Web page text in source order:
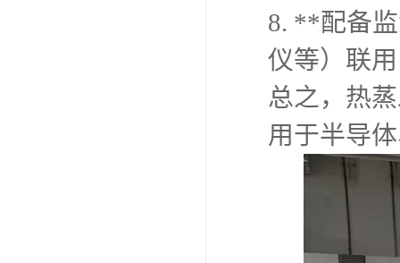
8. **配备
仪等）联
总之，热
用于半导